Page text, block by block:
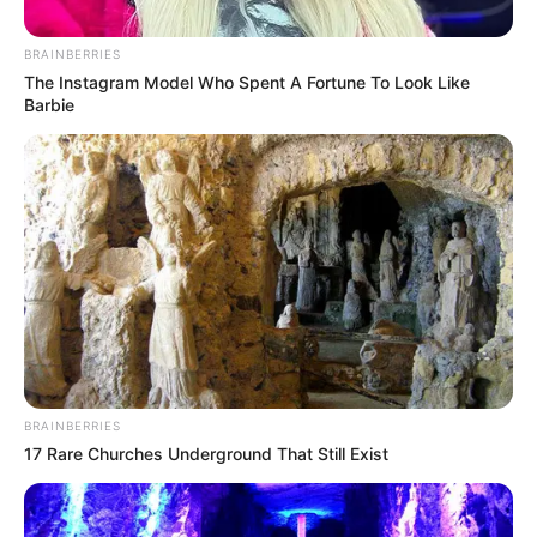
Archivo
Por:Diego Alejandro Escobar Calle
Marzo 14, 2020
UNIRSE AL CANAL DE WHATSAPP
BRAINBERRIES
The Instagram Model Who Spent A Fortune To Look Like
Barbie
BRAINBERRIES
17 Rare Churches Underground That Still Exist